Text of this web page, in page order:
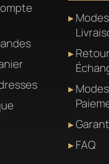
être
sur
page
du
FAQ